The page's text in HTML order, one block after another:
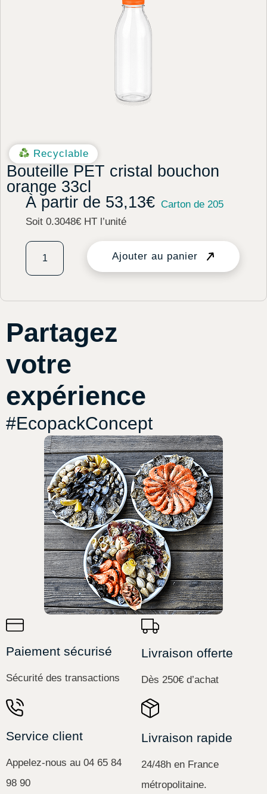
Recyclable
Bouteille PET cristal bouchon
orange 33cl
À partir de 53,13€
Soit 0.3048€ HT l’unité
Carton de 205
Ajouter au panier
Partagez
votre
expérience
#EcopackConcept
Paiement sécurisé
Sécurité des transactions
Livraison offerte
Dès 250€ d’achat
Service client
Appelez-nous au 04 65 84
98 90
Livraison rapide
24/48h en France
métropolitaine.